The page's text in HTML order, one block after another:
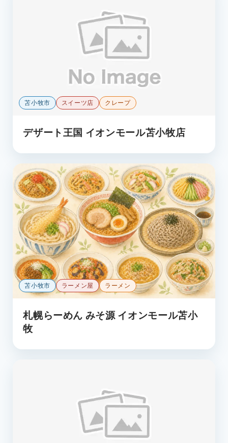
苫小牧市 スイーツ店 クレープ
デザート王国 イオンモール苫小牧店
苫小牧市 ラーメン屋 ラーメン
札幌らーめん みそ源 イオンモール苫小
牧